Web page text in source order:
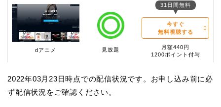
dアニメ 見放題
31日間無料
今すぐ
無料視聴する
月額440円
1200ポイント付与
2022年03月23日時点での配信状況です。お申し込み前に必
ず配信状況をご確認ください。